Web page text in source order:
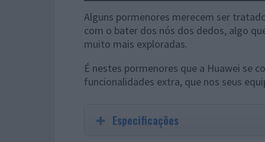
Alguns pormenores merecem ser
com o bater dos nós dos dedos, algo
muito mais exploradas.
É nestes pormenores que a Huawei se
funcionalidades extra, que nos seus
Especificações